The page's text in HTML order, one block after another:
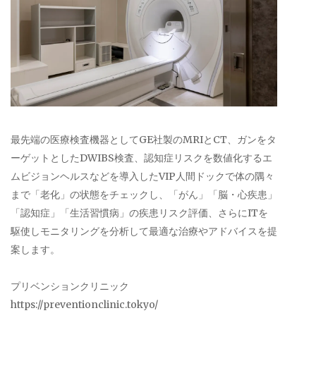
最先端の医療検査機器としてGE社製のMRIとCT、ガンをタ
ーゲットとしたDWIBS検査、認知症リスクを数値化するエ
ムビジョンヘルスなどを導入したVIP人間ドックで体の隅々
まで「老化」の状態をチェックし、「がん」「脳・心疾患」
「認知症」「生活習慣病」の疾患リスク評価、さらにITを
駆使しモニタリングを分析して最適な治療やアドバイスを提
案します。
プリベンションクリニック
https://preventionclinic.tokyo/